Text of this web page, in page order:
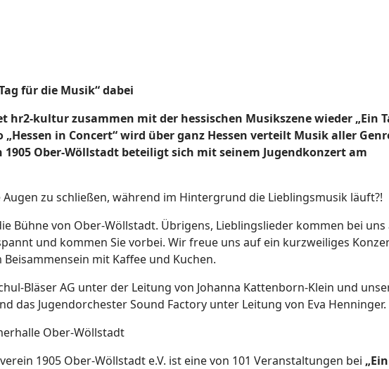
für die Musik“ dabei
hr2-kultur zusammen mit der hessischen Musikszene wieder „Ein
in Concert“ wird über ganz Hessen verteilt Musik aller
Ober-Wöllstadt beteiligt sich mit seinem Jugendkonzert am
Augen zu schließen, während im Hintergrund die Lieblingsmusik läuft?!
Bühne von Ober-Wöllstadt. Übrigens, Lieblingslieder kommen bei uns
und kommen Sie vorbei. Wir freue uns auf ein kurzweiliges
mit Kaffee und Kuchen.
Bläser AG unter der Leitung von Johanna Kattenborn-Klein und
das Jugendorchester Sound Factory unter Leitung von Eva Henninger.
Ober-Wöllstadt
1905 Ober-Wöllstadt e.V. ist eine von 101 Veranstaltungen bei